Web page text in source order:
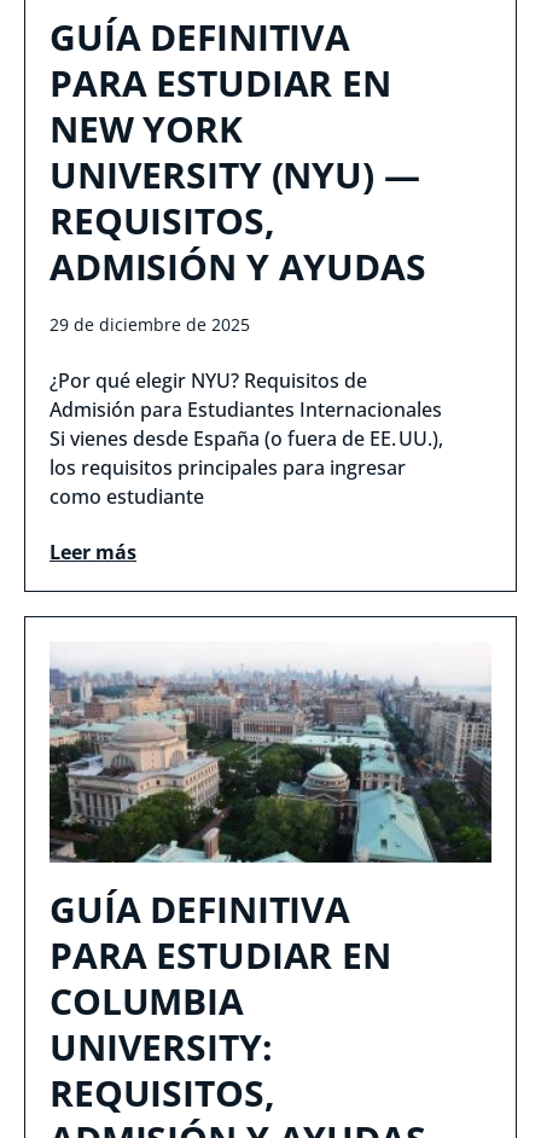
GUÍA DEFINITIVA
PARA ESTUDIAR EN
NEW YORK
UNIVERSITY (NYU) —
REQUISITOS,
ADMISIÓN Y AYUDAS
29 de diciembre de 2025
¿Por qué elegir NYU? Requisitos de
Admisión para Estudiantes Internacionales
Si vienes desde España (o fuera de EE. UU.),
los requisitos principales para ingresar
como estudiante
Leer más
GUÍA DEFINITIVA
PARA ESTUDIAR EN
COLUMBIA
UNIVERSITY:
REQUISITOS,